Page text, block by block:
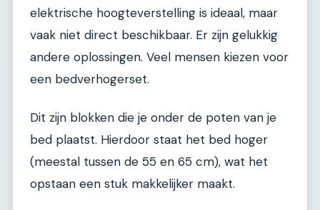
elektrische hoogteverstelling is ideaal, maar
vaak niet direct beschikbaar. Er zijn gelukkig
andere oplossingen. Veel mensen kiezen voor
een bedverhogerset.
Dit zijn blokken die je onder de poten van je
bed plaatst. Hierdoor staat het bed hoger
(meestal tussen de 55 en 65 cm), wat het
opstaan een stuk makkelijker maakt.